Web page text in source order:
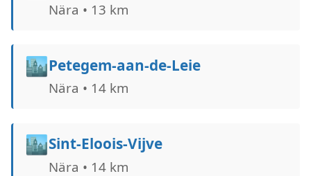
Nära • 13 km
🏙️Petegem-aan-de-Leie
Nära • 14 km
🏙️Sint-Eloois-Vijve
Nära • 14 km